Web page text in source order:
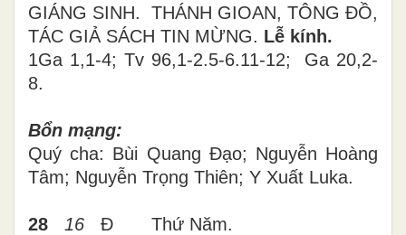
GIÁNG SINH. THÁNH GIOAN, TÔNG ĐỒ,
TÁC GIẢ SÁCH TIN MỪNG. Lễ kính.
1Ga 1,1-4; Tv 96,1-2.5-6.11-12; Ga 20,2-
8.
Bổn mạng:
Quý cha: Bùi Quang Đạo; Nguyễn Hoàng
Tâm; Nguyễn Trọng Thiên; Y Xuất Luka.
28 16 Đ Thứ Năm.